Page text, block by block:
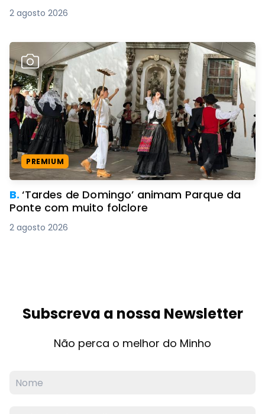
2 agosto 2026
PREMIUM
B.‘Tardes de Domingo’ animam Parque da
Ponte com muito folclore
2 agosto 2026
Subscreva a nossa Newsletter
Não perca o melhor do Minho